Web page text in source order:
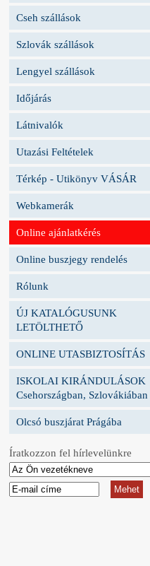
Cseh szállások
Szlovák szállások
Lengyel szállások
Időjárás
Látnivalók
Utazási Feltételek
Térkép - Utikönyv VÁSÁR
Webkamerák
Online ajánlatkérés
Online buszjegy rendelés
Rólunk
ÚJ KATALÓGUSUNK
LETÖLTHETŐ
ONLINE UTASBIZTOSÍTÁS
ISKOLAI KIRÁNDULÁSOK
Csehországban, Szlovákiában
Olcsó buszjárat Prágába
Íratkozzon fel hírlevelünkre